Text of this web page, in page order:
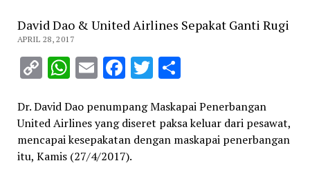
David Dao & United Airlines Sepakat Ganti Rugi
APRIL 28, 2017
CopyWhatsApp
EmailFacebook
Twitter
Share
Dr. David Dao penumpang Maskapai Penerbangan
United Airlines yang diseret paksa keluar dari pesawat,
mencapai kesepakatan dengan maskapai penerbangan
itu, Kamis (27/4/2017).